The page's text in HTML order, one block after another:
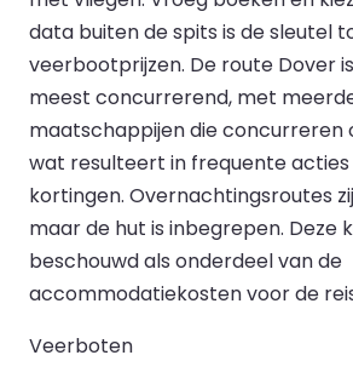
data buiten de spits is de sleutel
veerbootprijzen. De route Dover
meest concurrerend, met
maatschappijen die concurreren
wat resulteert in frequente acties
kortingen. Overnachtingsroutes
maar de hut is inbegrepen. Deze
beschouwd als onderdeel van de
accommodatiekosten voor de
Veerboten